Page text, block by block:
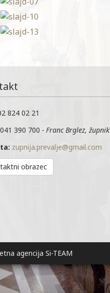
824 02 21
041 390 700 - Franc Brglez, župnik
zupnija.prevalje@gmail.com
obrazec
agencija Si-TEAM